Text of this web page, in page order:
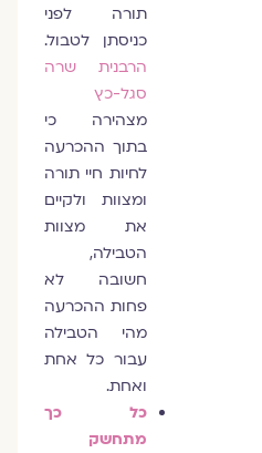
תורה לפני
כניסתן לטבול.
הרבנית שרה
סגל-כץ
מצהירה כי
בתוך ההכרעה
לחיות חיי תורה
ומצוות ולקיים
את מצוות
הטבילה,
חשובה לא
פחות ההכרעה
מהי הטבילה
עבור כל אחת
ואחת.
כל כך
מתחשק